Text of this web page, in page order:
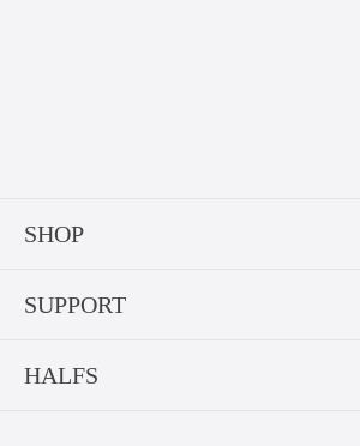
SHOP
SUPPORT
HALFS